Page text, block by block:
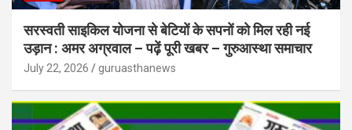
सरस्वती साइकिल योजना से बेटियों के सपनों को मिल रही नई
उड़ान : अमर अग्रवाल – पढ़ें पूरी खबर – गुरुआस्था समाचार
July 22, 2026 guruasthanews